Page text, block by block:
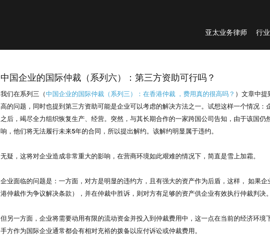
亚太业务律师 行
中国企业的国际仲裁（系列六）：第三方资助可行吗？
我们在系列三（中国企业的国际仲裁（系列三）：在香港仲裁 ，费用真的很高吗？ ）文章中提
高的问题，同时也提到第三方资助可能是企业可以考虑的解决方法之一。试想这样一个情况：
之后，竭尽全力组织恢复生产、经营。突然，与其长期合作的一家跨国公司告知，由于该国仍
响，他们将无法履行未来5年的合同，所以提出解约。该解约明显属于违约。
无疑，这将对企业造成非常重大的影响，在营商环境如此艰难的情况下，简直是雪上加霜。
企业面临的问题是：一方面，对方是明显的违约方，且有强大的资产作为后盾，这样， 如果企
港仲裁作为争议解决条款），并在仲裁中胜诉，则对方有足够的资产供企业有效执行仲裁判决。
但另一方面，企业将需要动用有限的流动资金并投入到仲裁费用中，这一点在当前的经济环境
手方作为国际企业通常都会有相对充裕的拨备以应付诉讼或仲裁费用。